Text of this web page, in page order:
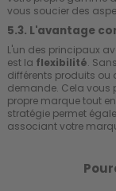
vous soucier des
5.3. L'avantage
L'un des principaux
est la flexibilité.
différents produits
demande. Cela vous
propre marque tout
stratégie permet
associant votre